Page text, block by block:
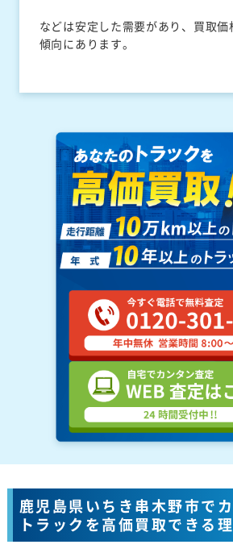
などは安定した需要があり、買取価
傾向にあります。
鹿児島県いちき串木野市で
トラックを高価買取できる